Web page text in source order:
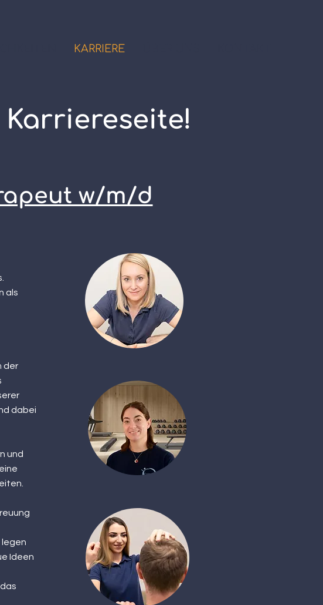
KARRIERE
w/m/d
als
der
dabei
und
legen
Ideen